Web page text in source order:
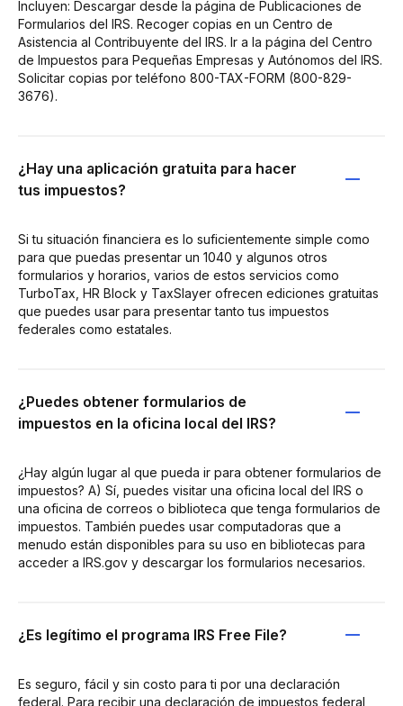
Incluyen: Descargar desde la página de Publicaciones de
Formularios del IRS. Recoger copias en un Centro de
Asistencia al Contribuyente del IRS. Ir a la página del Centro
de Impuestos para Pequeñas Empresas y Autónomos del IRS.
Solicitar copias por teléfono 800-TAX-FORM (800-829-
3676).
¿Hay una aplicación gratuita para hacer
tus impuestos?
Si tu situación financiera es lo suficientemente simple como
para que puedas presentar un 1040 y algunos otros
formularios y horarios, varios de estos servicios como
TurboTax, HR Block y TaxSlayer ofrecen ediciones gratuitas
que puedes usar para presentar tanto tus impuestos
federales como estatales.
¿Puedes obtener formularios de
impuestos en la oficina local del IRS?
¿Hay algún lugar al que pueda ir para obtener formularios de
impuestos? A) Sí, puedes visitar una oficina local del IRS o
una oficina de correos o biblioteca que tenga formularios de
impuestos. También puedes usar computadoras que a
menudo están disponibles para su uso en bibliotecas para
acceder a IRS.gov y descargar los formularios necesarios.
¿Es legítimo el programa IRS Free File?
Es seguro, fácil y sin costo para ti por una declaración
federal. Para recibir una declaración de impuestos federal